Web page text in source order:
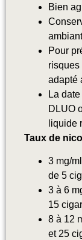
Bien
Pour
risques
adapté
La
DLUO
liquide
Taux de
3 mg/
de 5
3 à 6
15
8 à 12
et 25